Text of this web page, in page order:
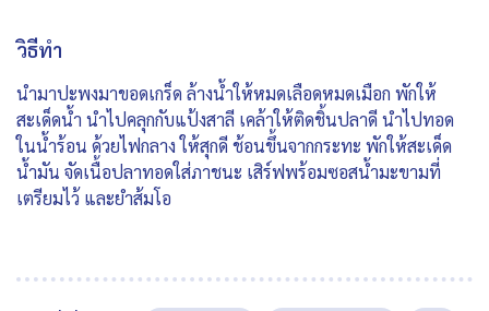
วิธีทำ
นำมาปะพงมาขอดเกร็ด ล้างน้ำให้หมดเลือดหมดเมือก พักให้
สะเด็ดน้ำ นำไปคลุกกับแป้งสาลี เคล้าให้ติดชิ้นปลาดี นำไปทอด
ในน้ำร้อน ด้วยไฟกลาง ให้สุกดี ช้อนขึ้นจากกระทะ พักให้สะเด็ด
น้ำมัน จัดเนื้อปลาทอดใส่ภาชนะ เสิร์ฟพร้อมซอสน้ำมะขามที่
เตรียมไว้ และยำส้มโอ